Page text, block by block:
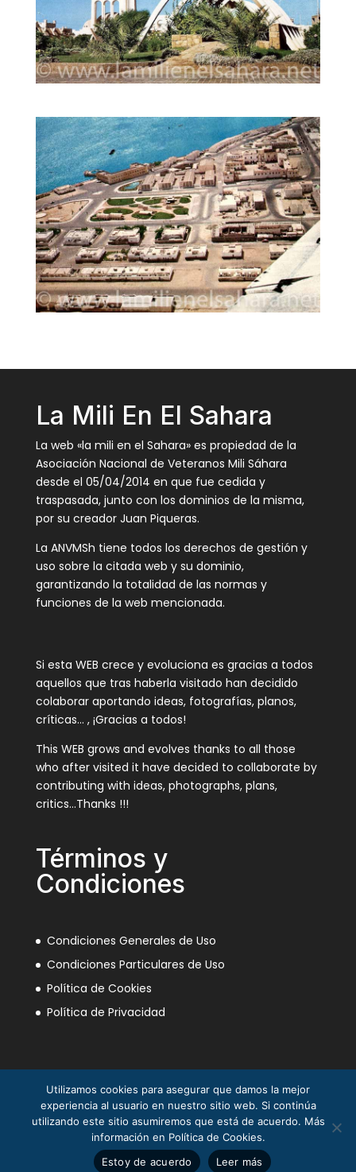
La Mili En El Sahara
La web «la mili en el Sahara» es propiedad de la
Asociación Nacional de Veteranos Mili Sáhara
desde el 05/04/2014 en que fue cedida y
traspasada, junto con los dominios de la misma,
por su creador Juan Piqueras.
La ANVMSh tiene todos los derechos de gestión y
uso sobre la citada web y su dominio,
garantizando la totalidad de las normas y
funciones de la web mencionada.
Si esta WEB crece y evoluciona es gracias a todos
aquellos que tras haberla visitado han decidido
colaborar aportando ideas, fotografías, planos,
críticas… , ¡Gracias a todos!
This WEB grows and evolves thanks to all those
who after visited it have decided to collaborate by
contributing with ideas, photographs, plans,
critics…Thanks !!!
Términos y
Condiciones
Condiciones Generales de Uso
Condiciones Particulares de Uso
Política de Cookies
Política de Privacidad
La Mili en el Sáhara ® Juan Piqueras 2003-2013
© Asociación Nacional Veteranos Mili Sáhara 2025
Utilizamos cookies para asegurar que damos la mejor
experiencia al usuario en nuestro sitio web. Si continúa
utilizando este sitio asumiremos que está de acuerdo. Más
información en Política de Cookies.
Estoy de acuerdo
Leer más